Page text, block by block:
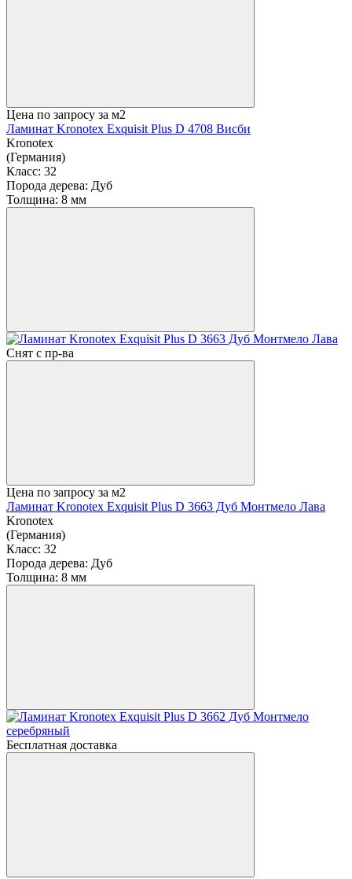
Цена по запросу за м2
Ламинат Kronotex Exquisit Plus D 4708 Висби
Kronotex
(Германия)
Класс: 32
Порода дерева: Дуб
Толщина: 8 мм
Снят с пр-ва
Цена по запросу за м2
Ламинат Kronotex Exquisit Plus D 3663 Дуб Монтмело Лава
Kronotex
(Германия)
Класс: 32
Порода дерева: Дуб
Толщина: 8 мм
Бесплатная доставка